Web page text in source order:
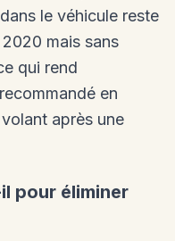
le véhicule reste
mais sans
qui rend
en
après une
pour éliminer